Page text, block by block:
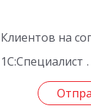
Клиентов на
1С:Специалист